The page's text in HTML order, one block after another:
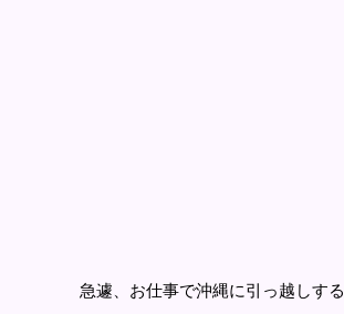
急遽、お仕事で沖縄に引っ越しする